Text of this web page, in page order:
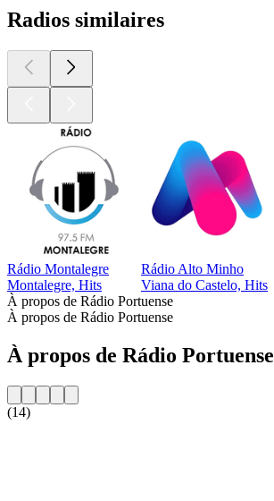
Radios similaires
Rádio Montalegre
Montalegre, Hits
Rádio Alto Minho
Viana do Castelo, Hits
À propos de Rádio Portuense
À propos de Rádio Portuense
À propos de Rádio Portuense
(14)